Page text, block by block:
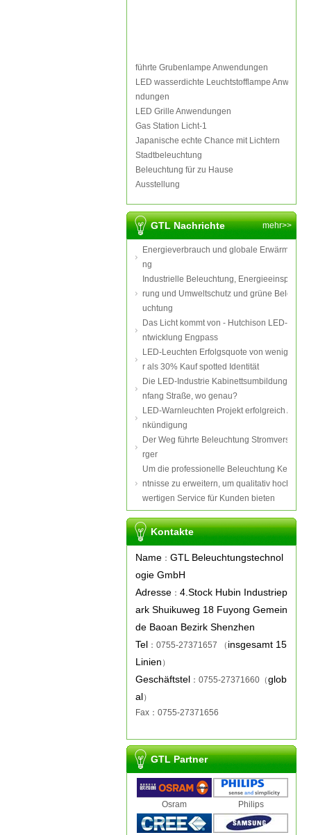
führte Grubenlampe Anwendungen
LED wasserdichte Leuchtstofflampe Anwe
ndungen
LED Grille Anwendungen
Gas Station Licht-1
Japanische echte Chance mit Lichtern
Stadtbeleuchtung
Beleuchtung für zu Hause
Ausstellung
GTL Nachrichte mehr>>
Energieverbrauch und globale Erwärmu
ng
Industrielle Beleuchtung, Energieeinspa
rung und Umweltschutz und grüne Bele
uchtung
Das Licht kommt von - Hutchison LED-E
ntwicklung Engpass
LED-Leuchten Erfolgsquote von wenige
r als 30% Kauf spotted Identität
Die LED-Industrie Kabinettsumbildung A
nfang Straße, wo genau?
LED-Warnleuchten Projekt erfolgreich A
nkündigung
Der Weg führte Beleuchtung Stromverso
rger
Um die professionelle Beleuchtung Ken
ntnisse zu erweitern, um qualitativ hoch
wertigen Service für Kunden bieten
Kontakte
Name ： GTL Beleuchtungstechnol
ogie GmbH
Adresse ： 4.Stock Hubin Industriep
ark Shuikuweg 18 Fuyong Gemein
de Baoan Bezirk Shenzhen
Tel ：0755-27371657 （ insgesamt 15
Linien ）
Geschäftstel ：0755-27371660（glob
al）
Fax ：0755-27371656
GTL Partner
Osram Philips